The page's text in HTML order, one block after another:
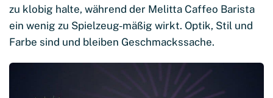
zu klobig halte, während der Melitta Caffeo Barista
ein wenig zu Spielzeug-mäßig wirkt. Optik, Stil und
Farbe sind und bleiben Geschmackssache.